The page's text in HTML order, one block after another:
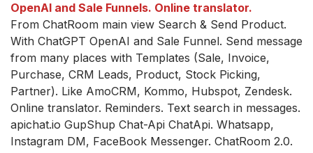
OpenAI and Sale Funnels. Online translator.
From ChatRoom main view Search & Send Product.
With ChatGPT OpenAI and Sale Funnel. Send message
from many places with Templates (Sale, Invoice,
Purchase, CRM Leads, Product, Stock Picking,
Partner). Like AmoCRM, Kommo, Hubspot, Zendesk.
Online translator. Reminders. Text search in messages.
apichat.io GupShup Chat-Api ChatApi. Whatsapp,
Instagram DM, FaceBook Messenger. ChatRoom 2.0.